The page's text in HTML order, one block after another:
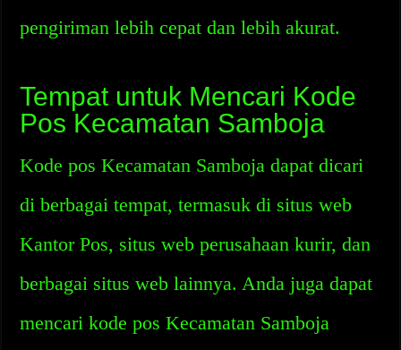
pengiriman lebih cepat dan lebih akurat.
Tempat untuk Mencari Kode
Pos Kecamatan Samboja
Kode pos Kecamatan Samboja dapat dicari
di berbagai tempat, termasuk di situs web
Kantor Pos, situs web perusahaan kurir, dan
berbagai situs web lainnya. Anda juga dapat
mencari kode pos Kecamatan Samboja